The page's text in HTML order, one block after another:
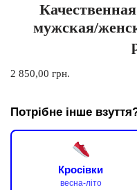
мужская/
2 850,00 грн.
Потрібне інше
Кросівки
весна-літо